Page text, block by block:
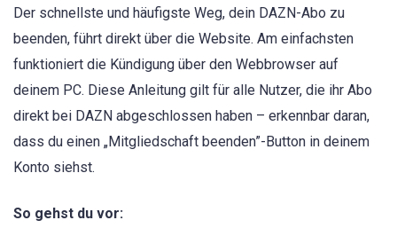
Der schnellste und häufigste Weg, dein DAZN-Abo zu
beenden, führt direkt über die Website. Am einfachsten
funktioniert die Kündigung über den Webbrowser auf
deinem PC. Diese Anleitung gilt für alle Nutzer, die ihr Abo
direkt bei DAZN abgeschlossen haben – erkennbar daran,
dass du einen „Mitgliedschaft beenden”-Button in deinem
Konto siehst.
So gehst du vor: